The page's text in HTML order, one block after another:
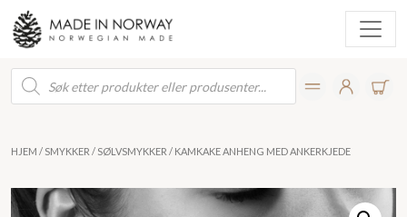
Products
search
HJEM / SMYKKER / SØLVSMYKKER / KAMKAKE ANHENG MED ANKERKJEDE